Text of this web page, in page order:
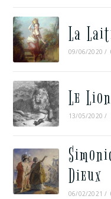
La
09/06/2020 /
Le
13/05/2020 /
Dieux
06/02/2021 /